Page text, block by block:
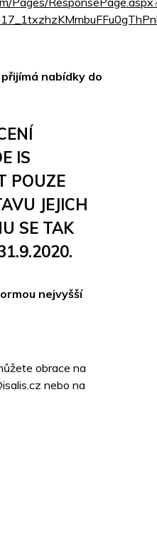
nabídky do
IS
POUZE
JEJICH
SE TAK
nejvyšší
obrace na
nebo na